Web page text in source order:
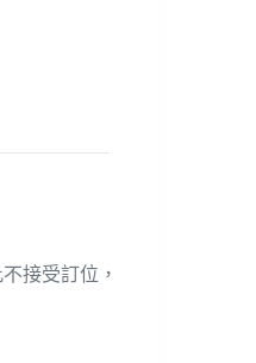
接受訂位，